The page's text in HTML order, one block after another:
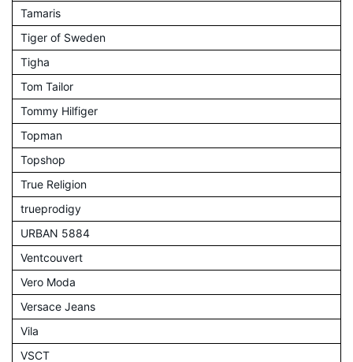
Tamaris
Tiger of Sweden
Tigha
Tom Tailor
Tommy Hilfiger
Topman
Topshop
True Religion
trueprodigy
URBAN 5884
Ventcouvert
Vero Moda
Versace Jeans
Vila
VSCT